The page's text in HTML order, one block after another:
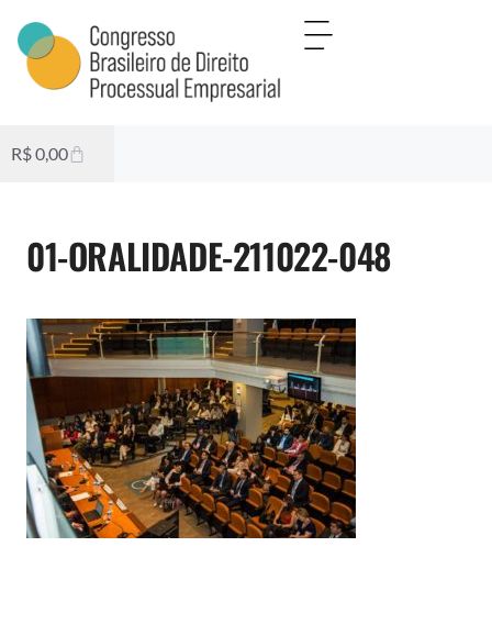
R$0,00
01-ORALIDADE-211022-048